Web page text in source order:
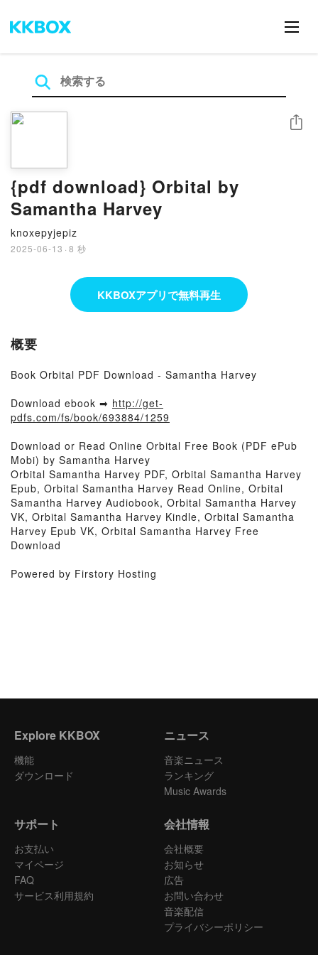
{pdf download} Orbital by
Samantha Harvey
knoxepyjepiz
2025-06-13 · 8 秒
シェア
KKBOXアプリで無料再生
概要
Book Orbital PDF Download - Samantha Harvey
Download ebook ➡ http://get-
pdfs.com/fs/book/693884/1259
Download or Read Online Orbital Free Book (PDF ePub
Mobi) by Samantha Harvey
Orbital Samantha Harvey PDF, Orbital Samantha Harvey
Epub, Orbital Samantha Harvey Read Online, Orbital
Samantha Harvey Audiobook, Orbital Samantha Harvey
VK, Orbital Samantha Harvey Kindle, Orbital Samantha
Harvey Epub VK, Orbital Samantha Harvey Free
Download
Powered by Firstory Hosting
Explore KKBOX
機能
ダウンロード
ニュース
音楽ニュース
ランキング
Music Awards
サポート
お支払い
マイページ
FAQ
サービス利用規約
会社情報
会社概要
お知らせ
広告
お問い合わせ
音楽配信
プライバシーポリシー